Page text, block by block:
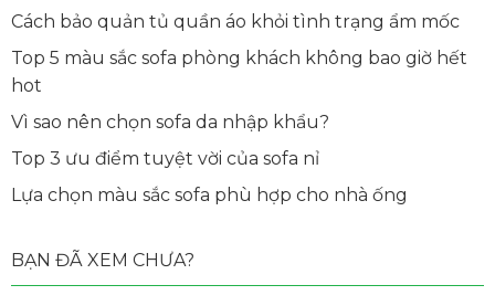
Cách bảo quản tủ quần áo khỏi tình trạng ẩm mốc
Top 5 màu sắc sofa phòng khách không bao giờ hết
hot
Vì sao nên chọn sofa da nhập khẩu?
Top 3 ưu điểm tuyệt vời của sofa nỉ
Lựa chọn màu sắc sofa phù hợp cho nhà ống
BẠN ĐÃ XEM CHƯA?